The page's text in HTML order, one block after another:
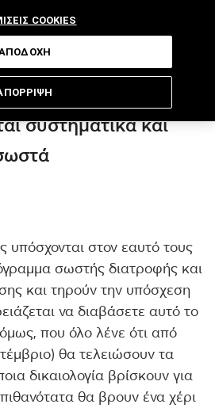
επιβραβεύουν
συστηματικά και
υπόσχονται στον εαυτό τους
σωστής διατροφής και
και τηρούν την υπόσχεση
να διαβάσετε αυτό το
που όλο λένε ότι από
θα τελειώσουν τα
δικαιολογία βρίσκουν για
θα βρουν ένα χέρι
COOKIES